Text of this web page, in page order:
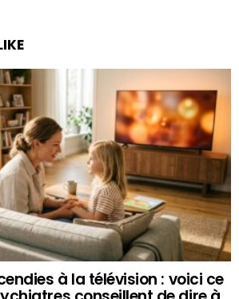
à la télévision : voici ce